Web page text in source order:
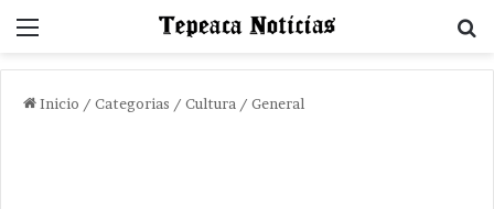
Menu
Inicio / Categorias / Cultura / General